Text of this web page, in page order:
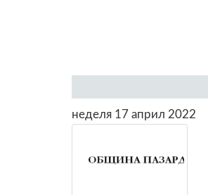
неделя 17 април 2022